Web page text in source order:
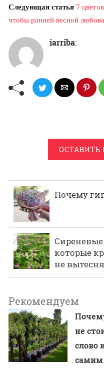
Следующая статья 7
чтобы ранней весной
iarriba:
Почему
которые
не
Рекомендуем
не
слово
самим